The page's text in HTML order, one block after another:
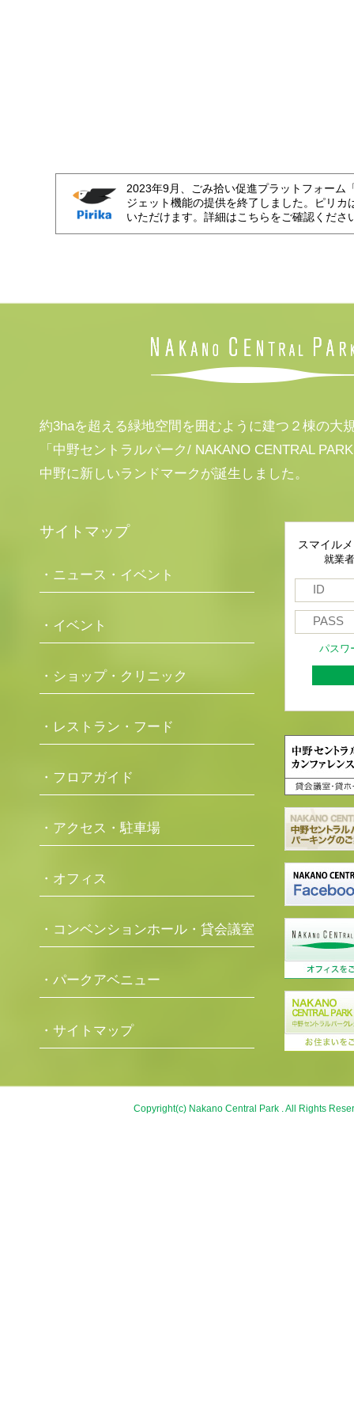
2023年9月、ごみ拾い促進プラットフォーム
ジェット機能の提供を終了しました。ピリカ
いただけます。詳細はこちらをご確認くださ
約3haを超える緑地空間を囲むように建つ２棟の大
「中野セントラルパーク/ NAKANO CENTRAL
中野に新しいランドマークが誕生しました。
サイトマップ
・ニュース・イベント
・イベント
・ショップ・クリニック
・レストラン・フード
・フロアガイド
・アクセス・駐車場
・オフィス
・コンベンションホール・貸会議室
・パークアベニュー
・サイトマップ
スマイル
就業
パスワ
Copyright(c) Nakano Central Park . All Rights